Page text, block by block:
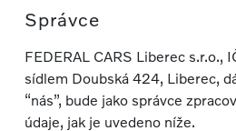
Správce
FEDERAL CARS Liberec s.r.o.,
sídlem Doubská 424, Liberec,
“nás”, bude jako správce
údaje, jak je uvedeno níže.